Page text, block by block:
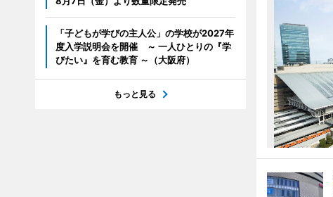
「子どもが学びの主人公」の学校が2027年
度入学説明会を開催 ～ 一人ひとりの『学
びたい』を育む教育 ～（大阪府）
もっと見る